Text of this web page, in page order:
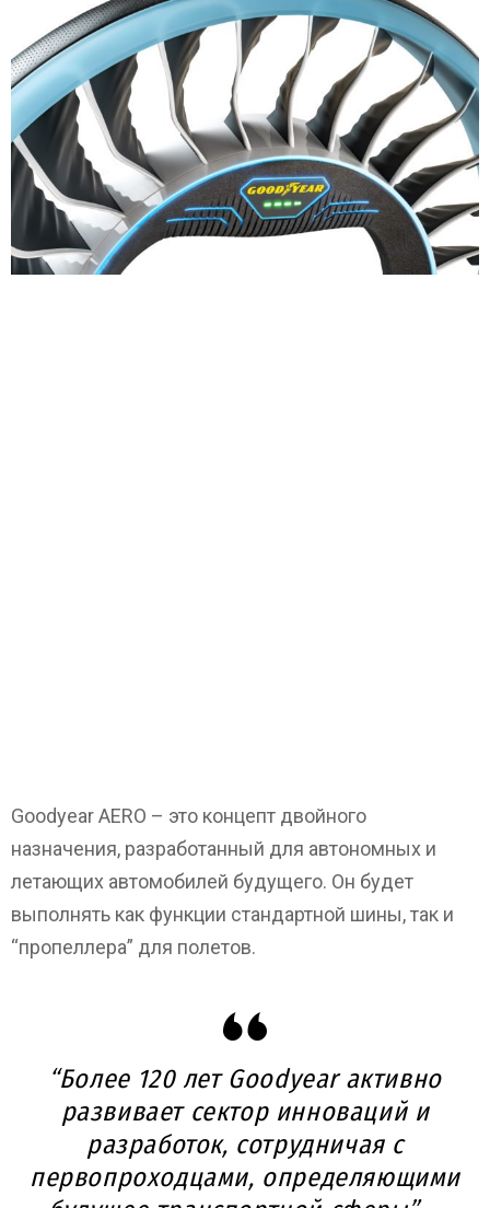
Goodyear AERO – это концепт двойного
назначения, разработанный для автономных и
летающих автомобилей будущего. Он будет
выполнять как функции стандартной шины, так и
“пропеллера” для полетов.
“Более 120 лет Goodyear активно
развивает сектор инноваций и
разработок, сотрудничая с
первопроходцами, определяющими